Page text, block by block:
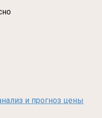
и прогноз цены